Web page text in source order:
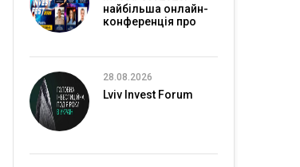
найбільша онлайн-
конференція про
28.08.2026
Lviv Invest Forum